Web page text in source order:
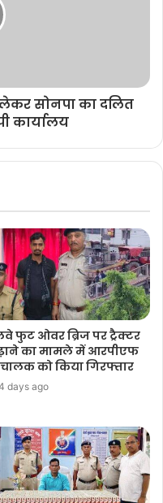
सोनपा का दलित
कार्यालय
फुट ओवर ब्रिज पर ट्रैक्टर
का मामले में आरपीएफ
को किया गिरफ्तार
days ago